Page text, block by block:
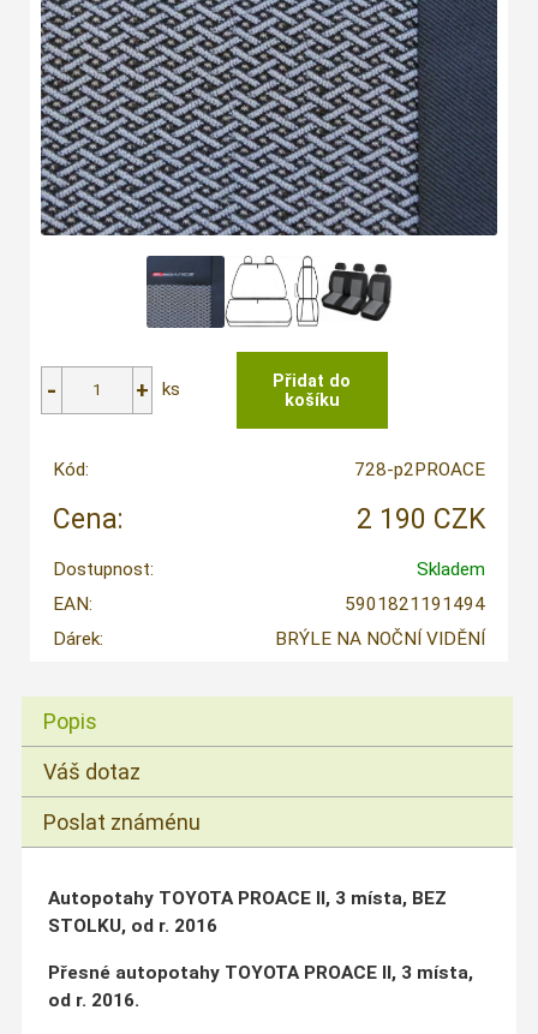
ks
Kód: 728-p2PROACE
Cena: 2 190 CZK
Dostupnost:
Skladem
EAN:
5901821191494
Dárek:
BRÝLE NA NOČNÍ VIDĚNÍ
Popis
Váš dotaz
Poslat známénu
Autopotahy TOYOTA PROACE II, 3 místa, BEZ
STOLKU, od r. 2016
Přesné autopotahy TOYOTA PROACE II, 3 místa,
od r. 2016.